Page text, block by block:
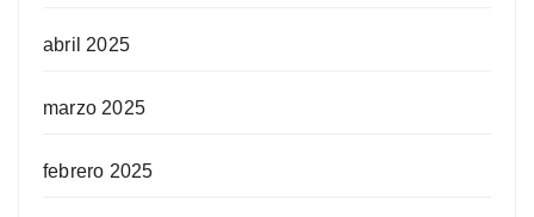
abril 2025
marzo 2025
febrero 2025